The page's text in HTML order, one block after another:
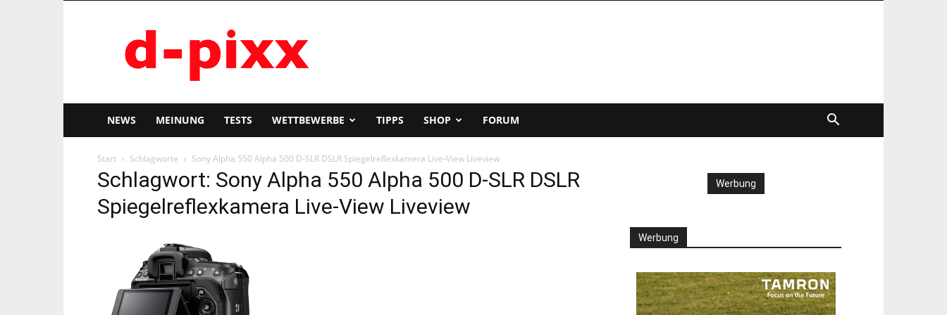
pixx
NEWS MEINUNG TESTS WETTBEWERBE TIPPS SHOP FORUM
Start Schlagworte Sony Alpha 550 Alpha 500 D-SLR DSLR Spiegelreflexkamera Live-View Liveview
Schlagwort: Sony Alpha 550 Alpha 500 D-SLR DSLR
Spiegelreflexkamera Live-View Liveview
Werbung
Werbung